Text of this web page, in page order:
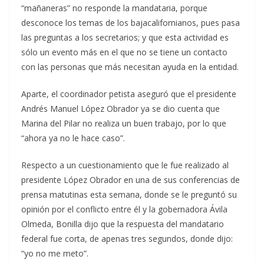
“mañaneras” no responde la mandataria, porque
desconoce los temas de los bajacalifornianos, pues pasa
las preguntas a los secretarios; y que esta actividad es
sólo un evento más en el que no se tiene un contacto
con las personas que más necesitan ayuda en la entidad.
Aparte, el coordinador petista aseguró que el presidente
Andrés Manuel López Obrador ya se dio cuenta que
Marina del Pilar no realiza un buen trabajo, por lo que
“ahora ya no le hace caso”.
Respecto a un cuestionamiento que le fue realizado al
presidente López Obrador en una de sus conferencias de
prensa matutinas esta semana, donde se le preguntó su
opinión por el conflicto entre él y la gobernadora Ávila
Olmeda, Bonilla dijo que la respuesta del mandatario
federal fue corta, de apenas tres segundos, donde dijo:
“yo no me meto”.